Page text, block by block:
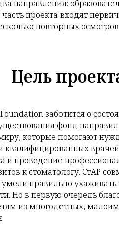
направления:
проекта входят
повторных
Цель
заботится о
фонд
которые помогают
квалифицированных
и проведение
к стоматологу. СтАР
умели правильно
Но в первую очередь
из многодетных,